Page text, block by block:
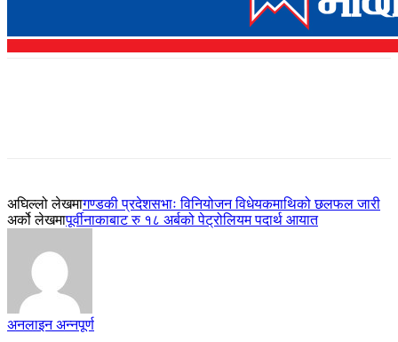
अघिल्लो लेखमागण्डकी प्रदेशसभाः विनियोजन विधेयकमाथिको छलफल जारी
अर्को लेखमापूर्वीनाकाबाट रु १८ अर्बको पेट्रोलियम पदार्थ आयात
अनलाइन अन्नपूर्ण